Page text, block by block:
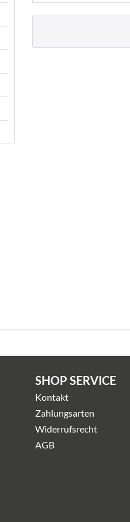
SHOP SERVICE
Kontakt
Zahlungsarten
Widerrufsrecht
AGB